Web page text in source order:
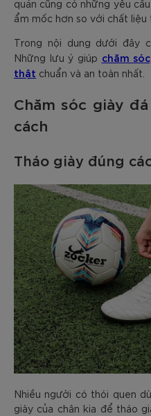
quản cũng có những yêu
ẩm mốc hơn so với chất liệu
Trong nội dung dưới đây
Những lưu ý giúp chăm
thật chuẩn và an toàn nhất.
Chăm sóc giày
cách
Tháo giày đúng
Nhiều người có thói quen
giày của chân kia để tháo